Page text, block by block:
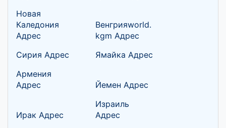
Новая
Каледония
Адрес
Венгрияworld.
kgm Адрес
Сирия Адрес
Ямайка Адрес
Армения
Адрес
Йемен Адрес
Ирак Адрес
Израиль
Адрес